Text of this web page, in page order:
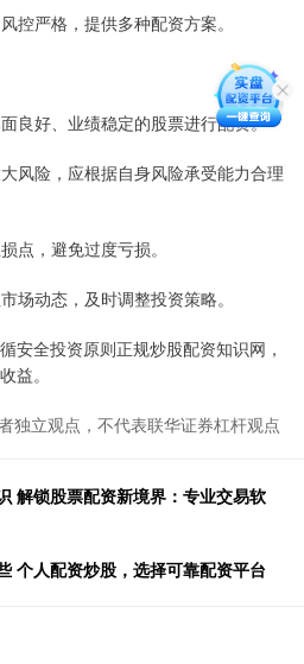
控严格，提供多种配资方案。
良好、业绩稳定的股票进行配资。
风险，应根据自身风险承受能力合理
点，避免过度亏损。
场动态，及时调整投资策略。
安全投资原则正规炒股配资知识网，
益。
独立观点，不代表联华证券杠杆观点
解锁股票配资新境界：专业交易软
个人配资炒股，选择可靠配资平台